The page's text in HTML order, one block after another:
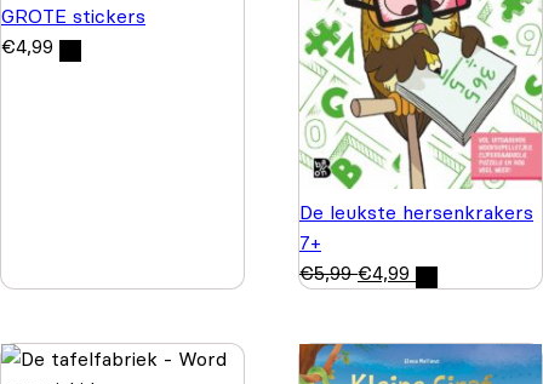
GROTE stickers
€4,99
De leukste hersenkrakers
7+
€5,99 €4,99